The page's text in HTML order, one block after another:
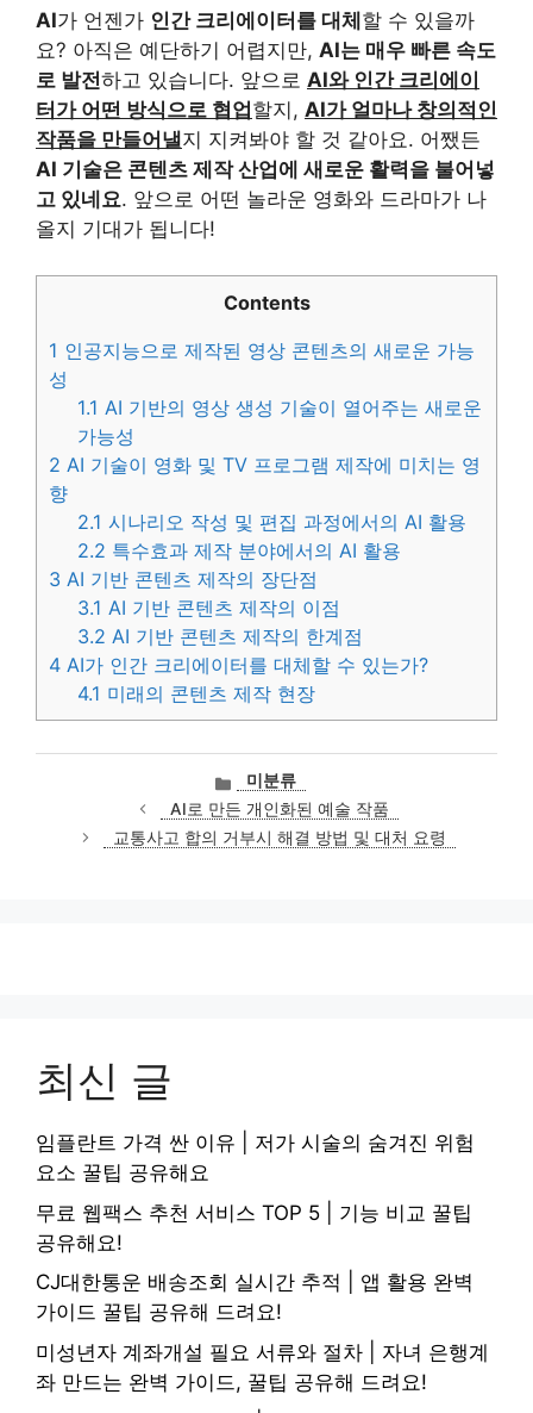
AI가 언젠가 인간 크리에이터를 대체 할 수 있을까
요? 아직은 예단하기 어렵지만, AI는 매우 빠른 속도
로 발전하고 있습니다. 앞으로 AI와 인간 크리에이
터가 어떤 방식으로 협업 할지, AI가 얼마나 창의적인
작품을 만들어낼지 지켜봐야 할 것 같아요. 어쨌든
AI 기술은 콘텐츠 제작 산업에 새로운 활력을 불어넣
고 있네요. 앞으로 어떤 놀라운 영화와 드라마가 나
올지 기대가 됩니다!
Contents
1 인공지능으로 제작된 영상 콘텐츠의 새로운 가능
성
1.1 AI 기반의 영상 생성 기술이 열어주는 새로운
가능성
2 AI 기술이 영화 및 TV 프로그램 제작에 미치는 영
향
2.1 시나리오 작성 및 편집 과정에서의 AI 활용
2.2 특수효과 제작 분야에서의 AI 활용
3 AI 기반 콘텐츠 제작의 장단점
3.1 AI 기반 콘텐츠 제작의 이점
3.2 AI 기반 콘텐츠 제작의 한계점
4 AI가 인간 크리에이터를 대체할 수 있는가?
4.1 미래의 콘텐츠 제작 현장
카
테
고
리
미분류
AI로 만든 개인화된 예술 작품
교통사고 합의 거부시 해결 방법 및 대처 요령
최신 글
임플란트 가격 싼 이유 | 저가 시술의 숨겨진 위험
요소 꿀팁 공유해요
무료 웹팩스 추천 서비스 TOP 5 | 기능 비교 꿀팁
공유해요!
CJ대한통운 배송조회 실시간 추적 | 앱 활용 완벽
가이드 꿀팁 공유해 드려요!
미성년자 계좌개설 필요 서류와 절차 | 자녀 은행계
좌 만드는 완벽 가이드, 꿀팁 공유해 드려요!